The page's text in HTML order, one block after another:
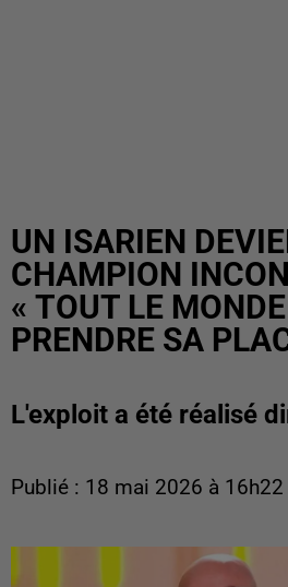
UN ISARIEN
CHAMPION
« TOUT LE
PRENDRE SA
L'exploit a été réalisé
Publié : 18 mai 2026 à 16h22